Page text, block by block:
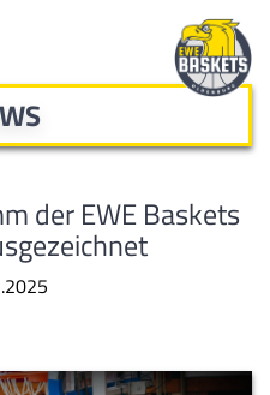
der EWE Baskets